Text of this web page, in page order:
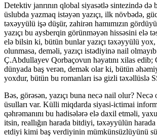
Detektiv janrının qlobal siyasətlə sintezində
üslubda yazmaq istəyən yazıçı, ilk növbədə,
təxəyyülü işə düşür, zahirən hamımızın
yazıçı bu aysberqin görünməyən hissəsini elə
elə bilsin ki, bütün bunlar yazıçı təxəyyülü
olunmasa, deməli, yazıçı istədiyinə nail
Ç.Abdullayev Qorbaçovun həyatını xilas
dünyada baş verən, demək olar ki, bütün
yoxdur, bütün bu romanları isə gizli təxəllüslə
Bəs, görəsən, yazıçı buna necə nail olur?
üsulları var. Külli miqdarda siyasi-ictimai
qəhrəmanını bu hadisələrə elə daxil etməli,
itsin, reallığın harada bitdiyi, təxəyyülün
etdiyi kimi baş verdiyinin mümkünsüzlüyünü